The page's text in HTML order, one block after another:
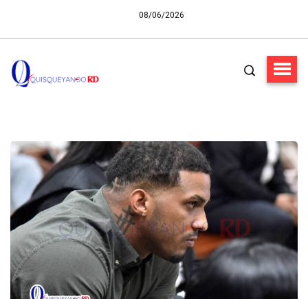
08/06/2026